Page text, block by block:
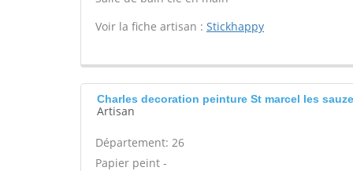
Voir la fiche artisan : Stickhappy
Charles decoration peinture St marcel les
Artisan
Département: 26
Papier peint -